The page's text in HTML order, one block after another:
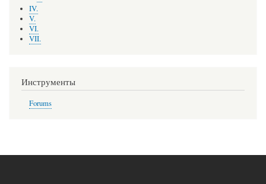
IV.
V.
VI.
VII.
Инструменты
Forums